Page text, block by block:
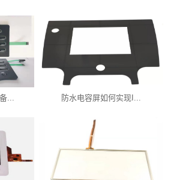
... 防水电容屏如何实现I...